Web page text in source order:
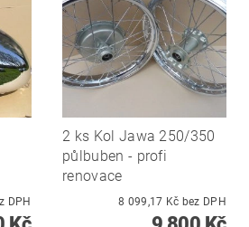
Kč bez DPH
2 ks Kol Jawa 250/350
půlbuben - profi
renovace
8 099,17 Kč bez DPH